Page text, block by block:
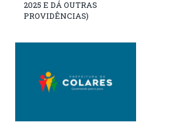
2025 E DÁ OUTRAS
PROVIDÊNCIAS)